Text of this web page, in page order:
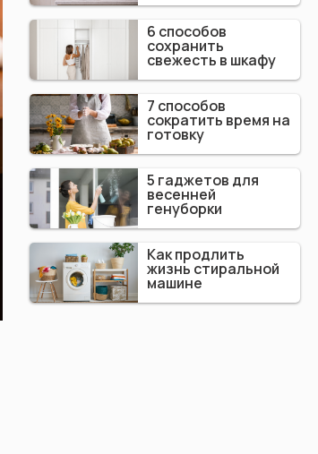
6 способов
сохранить
свежесть в шкафу
7 способов
сократить время на
готовку
5 гаджетов для
весенней
генуборки
Как продлить
жизнь стиральной
машине